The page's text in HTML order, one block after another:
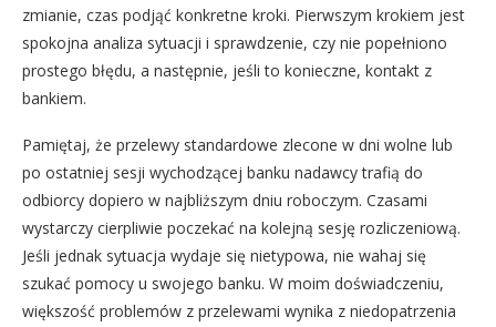
zmianie, czas podjąć konkretne kroki. Pierwszym krokiem jest
spokojna analiza sytuacji i sprawdzenie, czy nie popełniono
prostego błędu, a następnie, jeśli to konieczne, kontakt z
bankiem.
Pamiętaj, że przelewy standardowe zlecone w dni wolne lub
po ostatniej sesji wychodzącej banku nadawcy trafią do
odbiorcy dopiero w najbliższym dniu roboczym. Czasami
wystarczy cierpliwie poczekać na kolejną sesję rozliczeniową.
Jeśli jednak sytuacja wydaje się nietypowa, nie wahaj się
szukać pomocy u swojego banku. W moim doświadczeniu,
większość problemów z przelewami wynika z niedopatrzenia